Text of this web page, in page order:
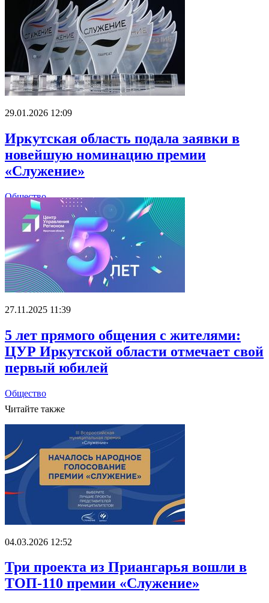
29.01.2026 12:09
Иркутская область подала заявки в
новейшую номинацию премии
«Служение»
Общество
27.11.2025 11:39
5 лет прямого общения с жителями:
ЦУР Иркутской области отмечает свой
первый юбилей
Общество
Читайте также
04.03.2026 12:52
Три проекта из Приангарья вошли в
ТОП-110 премии «Служение»